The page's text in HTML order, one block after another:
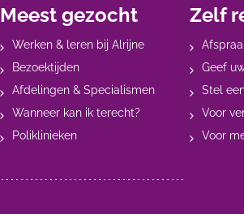
Meest gezocht
Werken & leren bij Alrijne
Bezoektijden
Afdelingen & Specialismen
Wanneer kan ik terecht?
Poliklinieken
Zelf
Geef
Stel
Voor
Voor